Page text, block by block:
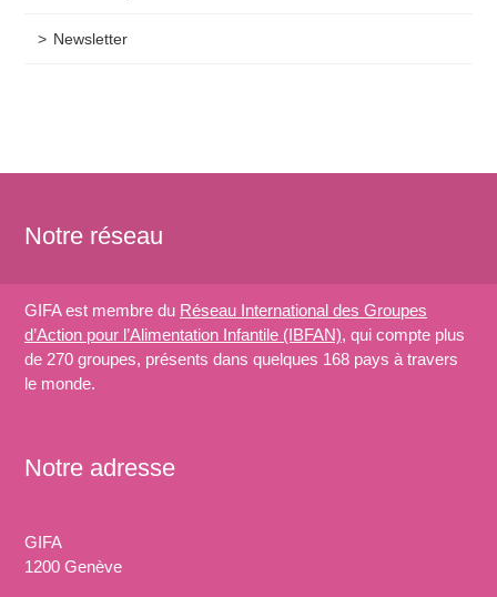
Newsletter
Notre réseau
GIFA est membre du Réseau International des Groupes
d’Action pour l’Alimentation Infantile (IBFAN), qui compte plus
de 270 groupes, présents dans quelques 168 pays à travers
le monde.
Notre adresse
GIFA
1200 Genève